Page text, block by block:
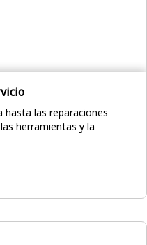
las reparaciones
herramientas y la